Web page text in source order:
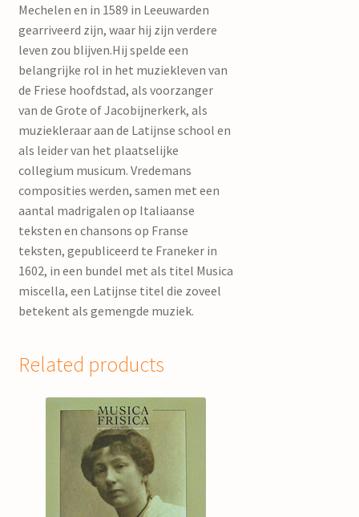
Mechelen en in 1589 in Leeuwarden
gearriveerd zijn, waar hij zijn verdere
leven zou blijven.Hij spelde een
belangrijke rol in het muziekleven van
de Friese hoofdstad, als voorzanger
van de Grote of Jacobijnerkerk, als
muziekleraar aan de Latijnse school en
als leider van het plaatselijke
collegium musicum. Vredemans
composities werden, samen met een
aantal madrigalen op Italiaanse
teksten en chansons op Franse
teksten, gepubliceerd te Franeker in
1602, in een bundel met als titel Musica
miscella, een Latijnse titel die zoveel
betekent als gemengde muziek.
Related products